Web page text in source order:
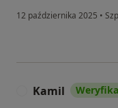
12 października 2025 •
Kamil